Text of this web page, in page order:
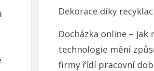
Dekorace díky
Docházka online – jak
technologie mění
firmy řídí pracovní